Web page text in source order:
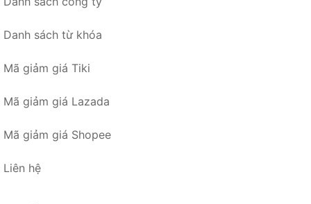
Danh sách từ khóa
Mã giảm giá Tiki
Mã giảm giá Lazada
Mã giảm giá Shopee
Liên hệ